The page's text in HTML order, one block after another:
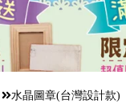
水晶圖章(台灣設計款)